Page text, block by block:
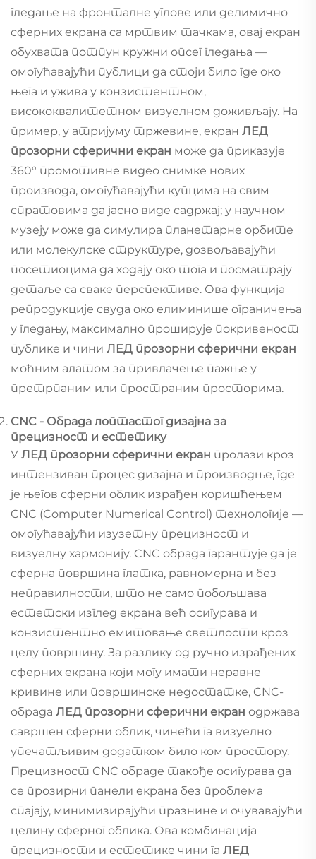
гледање на фронталне углове или делимично
сферних екрана са мртвим тачкама, овај екран
обухвата потпун кружни опсег гледања —
омогућавајући публици да стоји било где око
њега и ужива у конзистентном,
висококвалитетном визуелном доживљају. На
пример, у атријуму тржевине, екран ЛЕД
прозорни сферични екран може да приказује
360° промотивне видео снимке нових
производа, омогућавајући купцима на свим
спратовима да јасно виде садржај; у научном
музеју може да симулира планетарне орбите
или молекулске структуре, дозвољавајући
посетиоцима да ходају око тога и посматрају
детаље са сваке перспективе. Ова функција
репродукције свуда око елиминише ограничења
у гледању, максимално проширује покривеност
публике и чини ЛЕД прозорни сферични екран
моћним алатом за привлачење пажње у
претрпаним или пространим просторима.
CNC - Обрада лоптастог дизајна за
прецизност и естетику
У ЛЕД прозорни сферични екран пролази кроз
интензиван процес дизајна и производње, где
је његов сферни облик израђен коришћењем
CNC (Computer Numerical Control) технологије —
омогућавајући изузетну прецизност и
визуелну хармонију. CNC обрада гарантује да је
сферна површина глатка, равномерна и без
неправилности, што не само побољшава
естетски изглед екрана већ осигурава и
конзистентно емитовање светлости кроз
целу површину. За разлику од ручно израђених
сферних екрана који могу имати неравне
кривине или површинске недостатке, CNC-
обрада ЛЕД прозорни сферични екран одржава
савршен сферни облик, чинећи га визуелно
упечатљивим додатком било ком простору.
Прецизност CNC обраде такође осигурава да
се прозирни панели екрана без проблема
спајају, минимизирајући празнине и очувавајући
целину сферног облика. Ова комбинација
прецизности и естетике чини га ЛЕД